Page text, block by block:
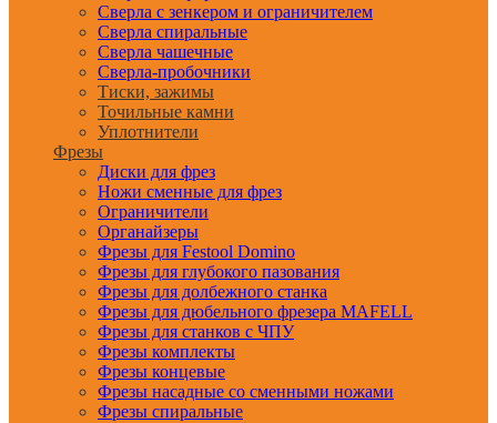
Сверла с зенкером и ограничителем
Сверла спиральные
Сверла чашечные
Сверла-пробочники
Тиски, зажимы
Точильные камни
Уплотнители
Фрезы
Диски для фрез
Ножи сменные для фрез
Ограничители
Органайзеры
Фрезы для Festool Domino
Фрезы для глубокого пазования
Фрезы для долбежного станка
Фрезы для дюбельного фрезера MAFELL
Фрезы для станков с ЧПУ
Фрезы комплекты
Фрезы концевые
Фрезы насадные со сменными ножами
Фрезы спиральные